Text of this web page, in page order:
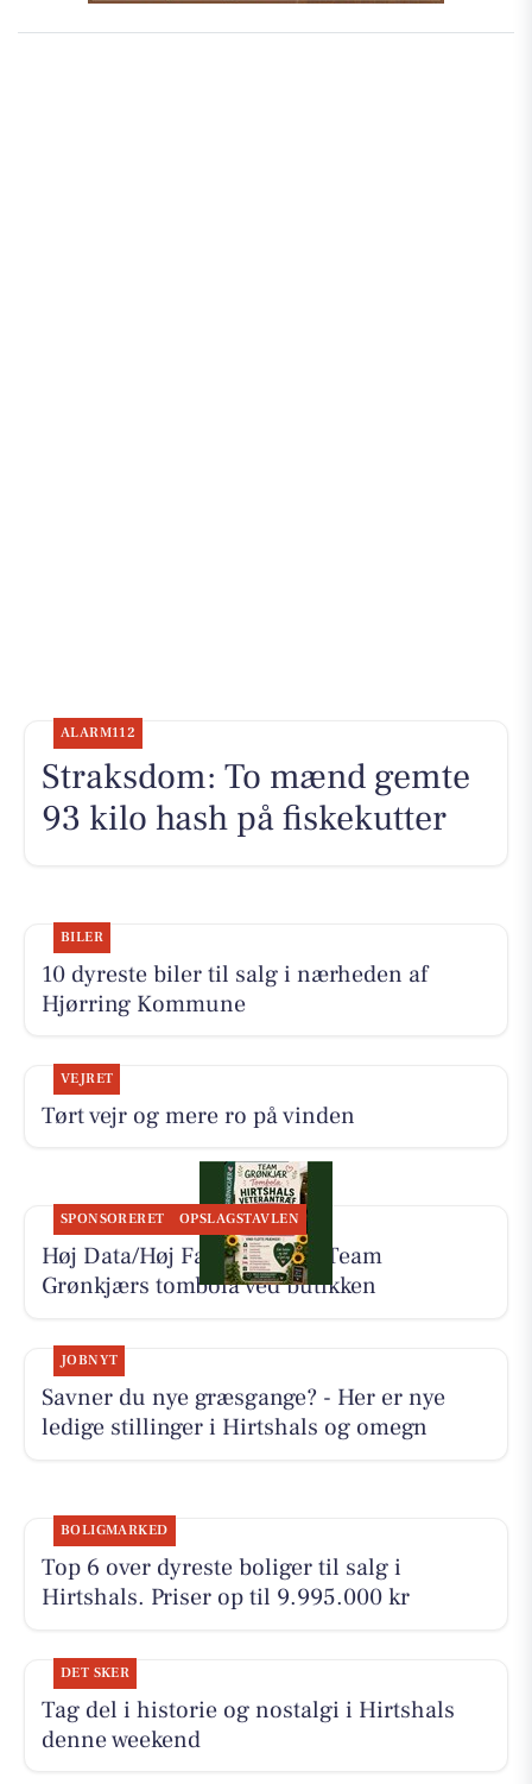
ALARM112
Straksdom: To mænd gemte
93 kilo hash på fiskekutter
BILER
10 dyreste biler til salg i nærheden af
Hjørring Kommune
VEJRET
Tørt vejr og mere ro på vinden
SPONSORERET OPSLAGSTAVLEN
Høj Data/Høj Farver støtter Team
Grønkjærs tombola ved butikken
JOBNYT
Savner du nye græsgange? - Her er nye
ledige stillinger i Hirtshals og omegn
BOLIGMARKED
Top 6 over dyreste boliger til salg i
Hirtshals. Priser op til 9.995.000 kr
DET SKER
Tag del i historie og nostalgi i Hirtshals
denne weekend